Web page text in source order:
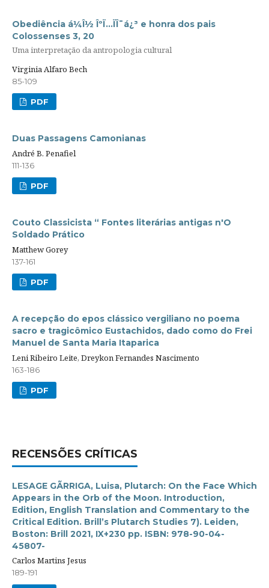
Obediência á¼Î½ ÎºÏ…ÏÎ¯á¿³ e honra dos pais
Colossenses 3, 20
Uma interpretação da antropologia cultural
Virginia Alfaro Bech
85-109
PDF
Duas Passagens Camonianas
André B. Penafiel
111-136
PDF
Couto Classicista “ Fontes literárias antigas n'O
Soldado Prático
Matthew Gorey
137-161
PDF
A recepção do epos clássico vergiliano no poema
sacro e tragicômico Eustachidos, dado como do Frei
Manuel de Santa Maria Itaparica
Leni Ribeiro Leite, Dreykon Fernandes Nascimento
163-186
PDF
RECENSÕES CRÍTICAS
LESAGE GÃRRIGA, Luisa, Plutarch: On the Face Which
Appears in the Orb of the Moon. Introduction,
Edition, English Translation and Commentary to the
Critical Edition. Brill’s Plutarch Studies 7). Leiden,
Boston: Brill 2021, IX+230 pp. ISBN: 978-90-04-
45807-
Carlos Martins Jesus
189-191